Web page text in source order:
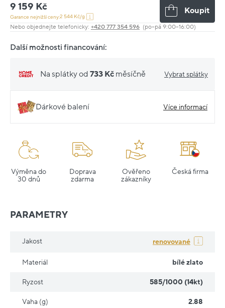
9 159 Kč
Garance nejnižší ceny:2 544 Kč/g
Koupit
Nebo objednejte telefonicky: +420 777 354 596 (po–pá 9:00–16:00)
Další možnosti financování:
Na splátky od 733 Kč měsíčně Vybrat splátky
Dárkové balení Více informací
Výměna do
30 dnů
Doprava
zdarma
Ověřeno
zákazníky
Česká firma
PARAMETRY
Jakost renovované
Materiál bílé zlato
Ryzost 585/1000 (14kt)
Vaha (g) 2.88